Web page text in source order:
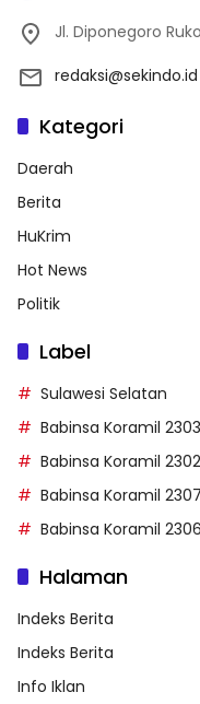
Jl. Diponegoro
redaksi@sekindo.id
Kategori
Daerah
Berita
HuKrim
Hot News
Politik
Label
Sulawesi Selatan
Babinsa Koramil
Babinsa Koramil
Babinsa Koramil
Babinsa Koramil
Halaman
Indeks Berita
Indeks Berita
Info Iklan